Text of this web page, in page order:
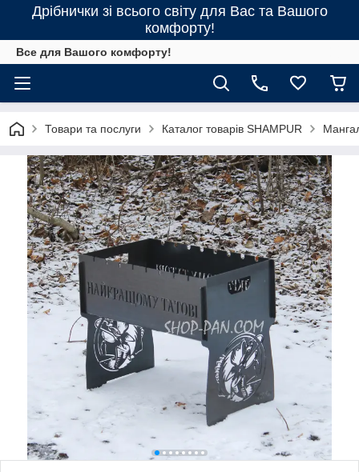
Дрібнички зі всього світу для Вас та Вашого
комфорту!
Все для Вашого комфорту!
Товари та послуги Каталог товарів SHAMPUR